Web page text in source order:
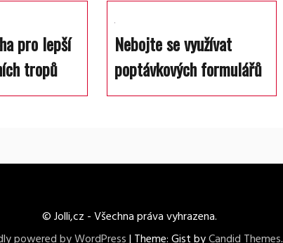
pro lepší
tropů
Nebojte se využívat
poptávkových formulářů
© Jolli,cz - Všechna práva vyhrazena.